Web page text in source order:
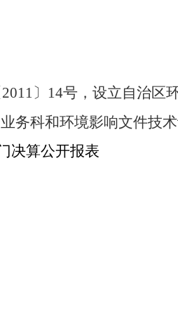
〕14号，设立自治区
务科和环境影响文件技术
决算公开报表